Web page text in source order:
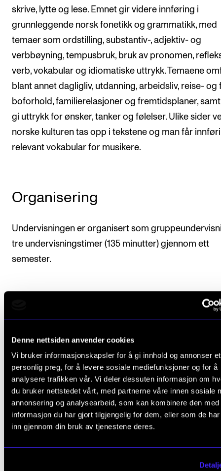
Denne nettsiden anvender cookies
Vi bruker informasjonskapsler for å gi innhold og annonser et
personlig preg, for å levere sosiale mediefunksjoner og for å
analysere trafikken vår. Vi deler dessuten informasjon om
du bruker nettstedet vårt, med partnerne våre innen sosiale
annonsering og analysearbeid, som kan kombinere den med
informasjon du har gjort tilgjengelig for dem, eller som de
inn gjennom din bruk av tjenestene deres.
skrive, lytte og lese. Emnet gir videre innføring i
grunnleggende norsk fonetikk og grammatikk, med
temaer som ordstilling, substantiv-, adjektiv- og
verbbøyning, tempusbruk, bruk av pronomen,
verb, vokabular og idiomatiske uttrykk. Temaene
blant annet dagligliv, utdanning, arbeidsliv, reise- og
boforhold, familierelasjoner og fremtidsplaner,
gi uttrykk for ønsker, tanker og følelser. Ulike sider
norske kulturen tas opp i tekstene og man får
relevant vokabular for musikere.
Organisering
Undervisningen er organisert som
tre undervisningstimer (135 minutter) gjennom ett
semester.
Studenten skal levere et essay på ca. 500 ord.
Innleveringfristtil faglærer: 1. mai
Avsluttende vurdering
Alle arbeidskrav i emnet må være godkjent for at